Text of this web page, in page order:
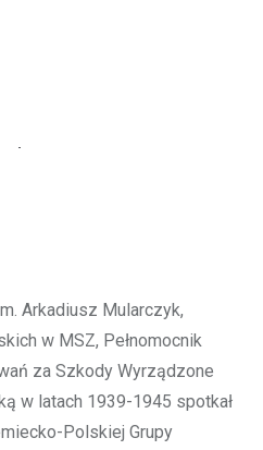
Arkadiusz Mularczyk,
w MSZ, Pełnomocnik
za Szkody Wyrządzone
w latach 1939-1945 spotkał
Polskiej Grupy